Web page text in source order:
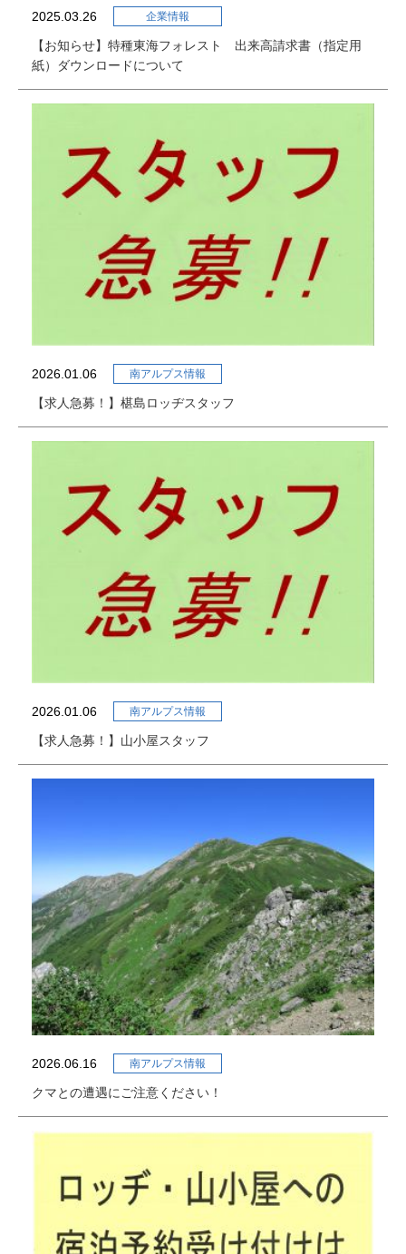
よくあるご質問
サイトマップ サイトポリシー
個人情報保護方針
2025.03.26 企業情報
【お知らせ】特種東海フォレスト 出来高請求書（指定用
紙）ダウンロードについて
2026.01.06 南アルプス情報
【求人急募！】椹島ロッヂスタッフ
2026.01.06 南アルプス情報
【求人急募！】山小屋スタッフ
2026.06.16 南アルプス情報
クマとの遭遇にご注意ください！